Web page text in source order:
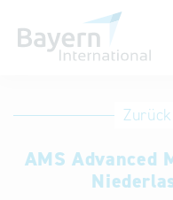
Anmeldung
Unternehmen
anmelden
AMS Advanced